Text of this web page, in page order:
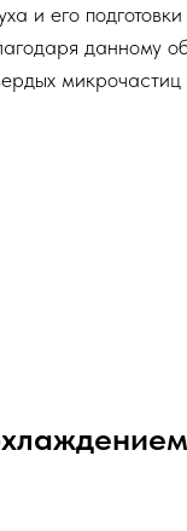
и его
данному
микрочастиц